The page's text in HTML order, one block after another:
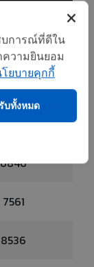
5674
8486
6746
6846
7561
8536
บการณ์ที่ดีใน
ความยินยอม
ยบายคุกกี้
บทั้งหมด